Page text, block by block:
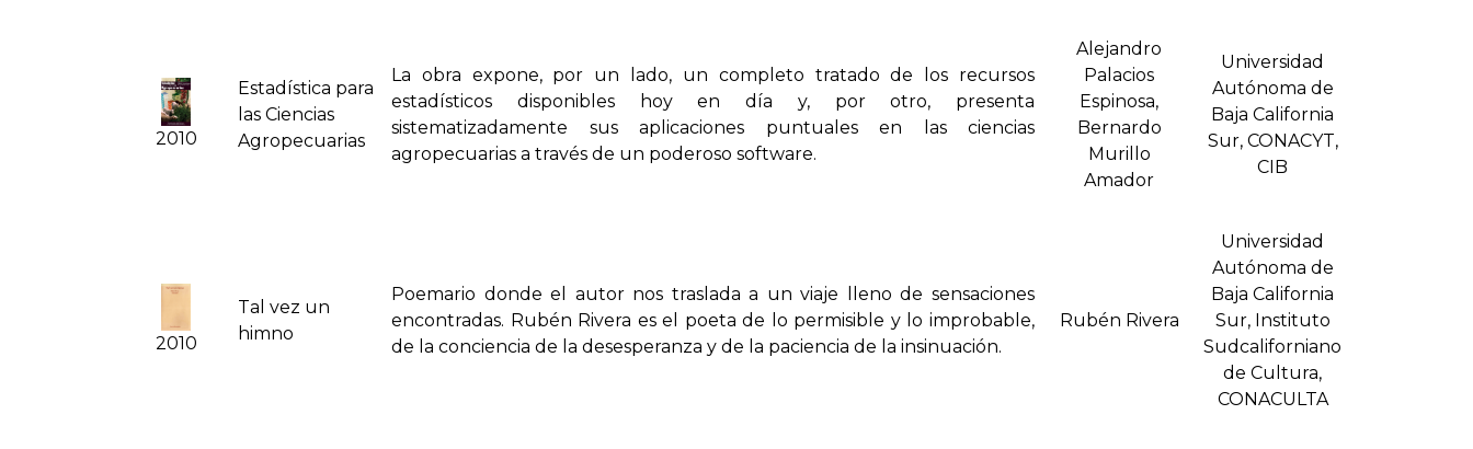
2010
Estadí­stica para
las Ciencias
Agropecuarias
La obra expone, por un lado, un completo tratado de los recursos
estadísticos disponibles hoy en día y, por otro, presenta
sistematizadamente sus aplicaciones puntuales en las ciencias
agropecuarias a través de un poderoso software.
Alejandro
Palacios
Espinosa,
Bernardo
Murillo
Amador
Universidad
Autónoma de
Baja California
Sur, CONACYT,
CIB
2010
Tal vez un
himno
Poemario donde el autor nos traslada a un viaje lleno de sensaciones
encontradas. Rubén Rivera es el poeta de lo permisible y lo improbable,
de la conciencia de la desesperanza y de la paciencia de la insinuación.
Rubén Rivera
Universidad
Autónoma de
Baja California
Sur, Instituto
Sudcaliforniano
de Cultura,
CONACULTA